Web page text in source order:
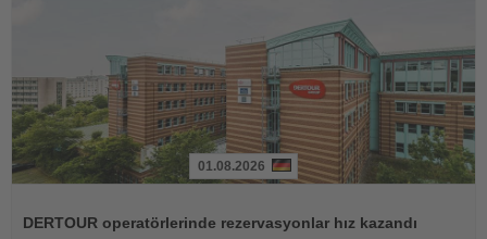
01.08.2026
DERTOUR operatörlerinde rezervasyonlar hız kazandı